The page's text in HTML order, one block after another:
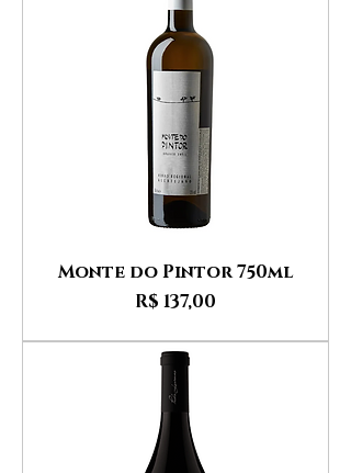
Monte do Pintor 750ml
Preço
R$ 137,00